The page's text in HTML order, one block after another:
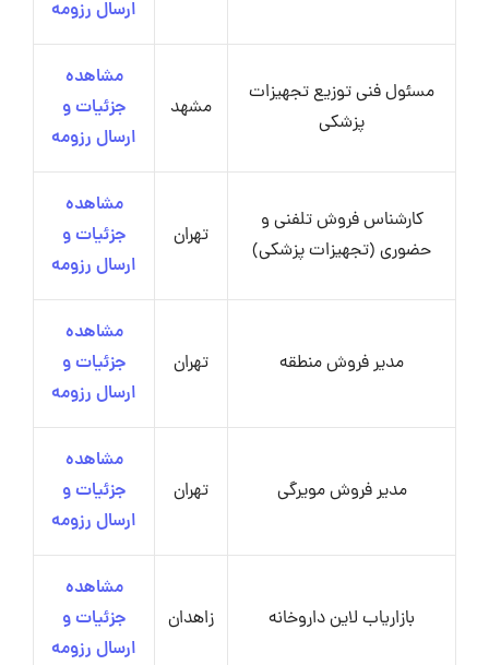
ارسال رزومه
مسئول فنی توزیع تجهیزات
پزشکی
مشهد
مشاهده
جزئیات و
ارسال رزومه
کارشناس فروش تلفنی و
حضوری (تجهیزات پزشکی)
تهران
مشاهده
جزئیات و
ارسال رزومه
مدیر فروش منطقه تهران
مشاهده
جزئیات و
ارسال رزومه
مدیر فروش مویرگی تهران
مشاهده
جزئیات و
ارسال رزومه
بازاریاب لاین داروخانه زاهدان
مشاهده
جزئیات و
ارسال رزومه